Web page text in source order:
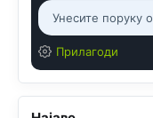
Прилагоди